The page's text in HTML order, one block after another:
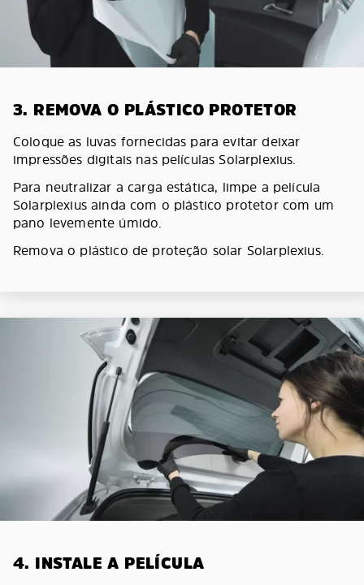
3. REMOVA O PLÁSTICO PROTETOR
Coloque as luvas fornecidas para evitar deixar
impressões digitais nas películas Solarplexius.
Para neutralizar a carga estática, limpe a película
Solarplexius ainda com o plástico protetor com um
pano levemente úmido.
Remova o plástico de proteção solar Solarplexius.
4. INSTALE A PELÍCULA